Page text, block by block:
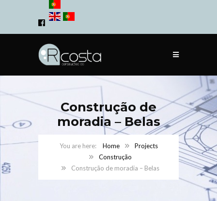
Construção de
moradia – Belas
Home
Projects
Construção
Construção de moradia – Belas